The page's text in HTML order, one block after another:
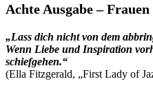
Achte Ausgabe –
„Lass dich nicht von dem
Wenn Liebe und Inspiration
schiefgehen.“
(Ella Fitzgerald, „First Lady of